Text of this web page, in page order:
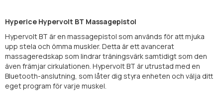
Hyperice Hypervolt BT Massagepistol
Hypervolt BT är en massagepistol som används för att mjuka
upp stela och ömma muskler. Detta är ett avancerat
massageredskap som lindrar träningsvärk samtidigt som den
även främjar cirkulationen. Hypervolt BT är utrustad med en
Bluetooth-anslutning, som låter dig styra enheten och välja ditt
eget program för varje muskel.